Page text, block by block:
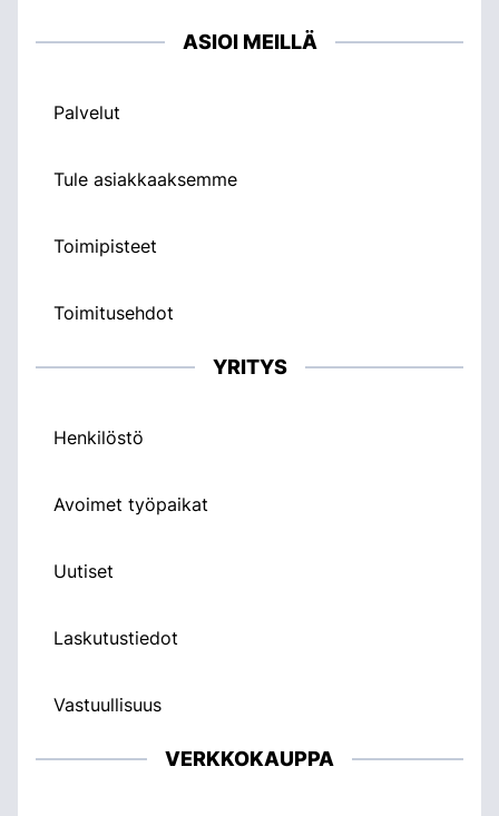
ASIOI MEILLÄ
Palvelut
Tule asiakkaaksemme
Toimipisteet
Toimitusehdot
YRITYS
Henkilöstö
Avoimet työpaikat
Uutiset
Laskutustiedot
Vastuullisuus
VERKKOKAUPPA